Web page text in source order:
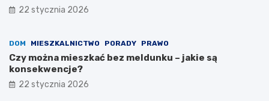
22 stycznia 2026
DOM MIESZKALNICTWO PORADY PRAWO
Czy można mieszkać bez meldunku – jakie są
konsekwencje?
22 stycznia 2026